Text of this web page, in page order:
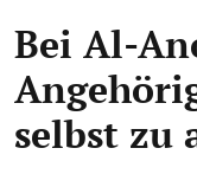
Bei Al-
selbst zu